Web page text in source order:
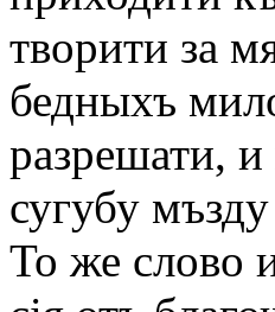
творити за
бедныхъ
разрешати,
сугубу
То же слово